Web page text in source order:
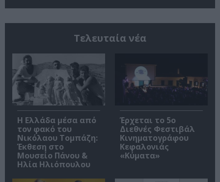
Τελευταία νέα
Η Ελλάδα μέσα από
τον φακό του
Νικόλαου Τομπάζη:
Έκθεση στο
Μουσείο Πάνου &
Ηλία Ηλιόπουλου
Έρχεται το 5ο
Διεθνές Φεστιβάλ
Κινηματογράφου
Κεφαλονιάς
«Κύματα»